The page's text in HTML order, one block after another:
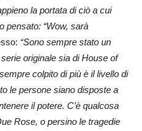
la portata di ciò a cui
pensato: “Wow, sarà
“Sono sempre stato un
originale sia di House of
colpito di più è il livello di
le persone siano disposte a
il potere. C’è qualcosa
Rose, o persino le tragedie